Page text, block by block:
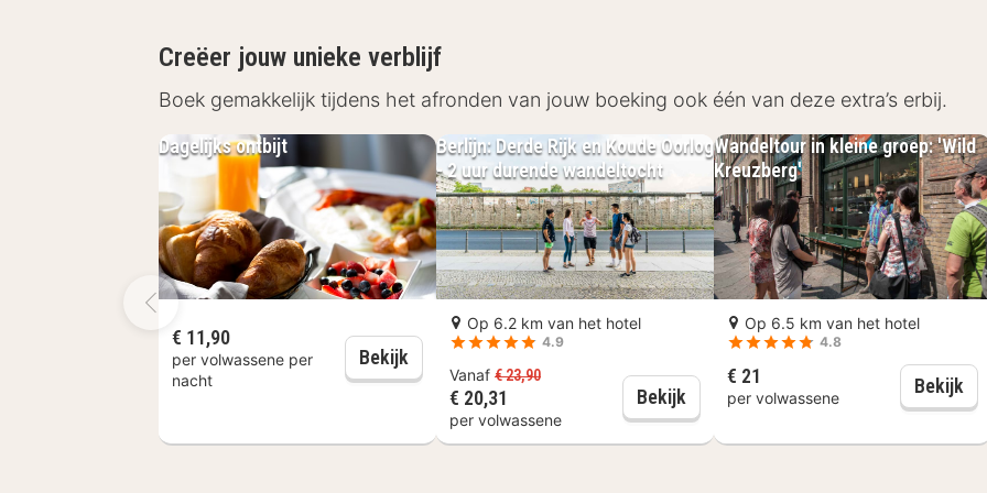
De historische stad Berlijn heeft van alles te bieden! Vanuit a&o Berlin Kolumbus sta je met
centrum. Huur tegen betaling een fiets bij de receptie van dit hotel en ontdek de stad.
Brandenburger Tor, de Berlijnse Muur en aan het Joods Historisch Museum.
bekende Friedrichstrasse!
Creëer jouw unieke verblijf
Boek gemakkelijk tijdens het afronden van jouw boeking ook één van deze extra’s erbij.
Berlijn: Derde Rijk en Koude Oorlog
- 2 uur durende wandeltocht
Op 6.2 km van het hotel
4.9
Vanaf € 23,90
€ 20,31
per volwassene
Bekijk Berlijn: Derde Rijk en Koude Oorlog
Wandeltour in kleine groep: 'Wild
Kreuzberg'
Op 6.5 km van het hotel
4.8
€ 21
per volwassene
Bekijk
Dagelijks ontbijt
€ 11,90
per volwassene per
nacht
Bekijk Dagelijks ontbijt